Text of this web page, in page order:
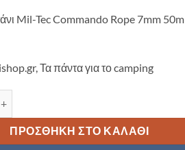
Mil-Tec Commando Rope 7mm 50m
Τα πάντα για το camping
ΠΡΟΣΘΉΚΗ ΣΤΟ ΚΑΛΆΘΙ